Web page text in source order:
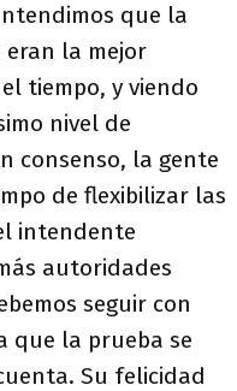
que la
la mejor
tiempo, y viendo
nivel de
consenso, la gente
de flexibilizar las
intendente
autoridades
seguir con
que la prueba se
Su felicidad